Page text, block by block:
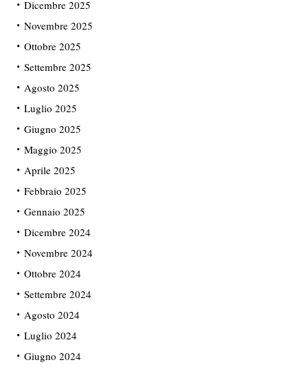
Dicembre 2025
Novembre 2025
Ottobre 2025
Settembre 2025
Agosto 2025
Luglio 2025
Giugno 2025
Maggio 2025
Aprile 2025
Febbraio 2025
Gennaio 2025
Dicembre 2024
Novembre 2024
Ottobre 2024
Settembre 2024
Agosto 2024
Luglio 2024
Giugno 2024